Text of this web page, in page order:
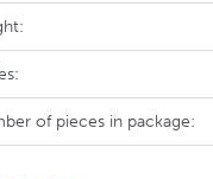
of pieces in package: